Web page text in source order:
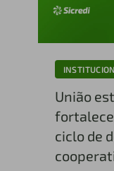
União
ciclo de